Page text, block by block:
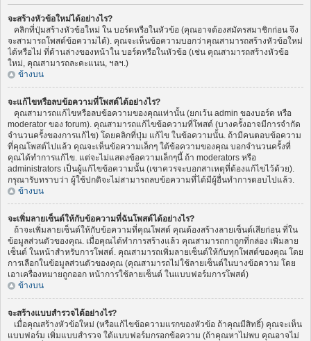
จะสร้างหัวข้อใหม่ได้อย่างไร?
คลิกที่ปุ่มสร้างหัวข้อใหม่ ใน บอร์ดหรือในหัวข้อ (คุณอาจต้องสมัครสมาชิกก่อน จึง
จะสามารถโพสต์ข้อความได้). คุณจะเห็นข้อความบอกว่าคุณสามารถสร้างหัวข้อใหม่
ได้หรือไม่ ที่ด้านล่างของหน้าใน บอร์ดหรือในหัวข้อ (เช่น คุณสามารถสร้างหัวข้อ
ใหม่, คุณสามารถละคะแนน, ฯลฯ.)
ข้างบน
จะแก้ไขหรือลบข้อความที่โพสต์ได้อย่างไร?
คุณสามารถแก้ไขหรือลบข้อความของคุณเท่านั้น (ยกเว้น admin ของบอร์ด หรือ
moderator ของ forum). คุณสามารถแก้ไขข้อความที่โพสต์ (บางครั้งอาจมีการจำกัด
จำนวนครั้งของการแก้ไข) โดยคลิกที่ปุ่ม แก้ไข ในข้อความนั้น. ถ้ามีคนตอบข้อความ
ที่คุณโพสต์ไปแล้ว คุณจะเห็นข้อความเล็กๆ ใต้ข้อความของคุณ บอกจำนวนครั้งที่
คุณได้ทำการแก้ไข. แต่จะไม่แสดงข้อความเล็กๆนี้ ถ้า moderators หรือ
administrators เป็นผู้แก้ไขข้อความนั้น (เขาควรจะบอกสาเหตุที่ต้องแก้ไขไว้ด้วย).
กรุณารับทราบว่า ผู้ใช้ปกติจะไม่สามารถลบข้อความที่ได้มีผู้อื่นทำการตอบไปแล้ว.
ข้างบน
จะเพิ่มลายเซ็นต์ให้กับข้อความที่ฉันโพสต์ได้อย่างไร?
ถ้าจะเพิ่มลายเซ็นต์ให้กับข้อความที่คุณโพสต์ คุณต้องสร้างลายเซ็นต์เสียก่อน ที่ใน
ข้อมูลส่วนตัวของคุณ. เมื่อคุณได้ทำการสร้างแล้ว คุณสามารถกาถูกที่กล่อง เพิ่มลาย
เซ็นต์ ในหน้าสำหรับการโพสต์. คุณสามารถเพิ่มลายเซ็นต์ให้กับทุกโพสต์ของคุณ โดย
การเลือกในข้อมูลส่วนตัวของคุณ (คุณสามารถไม่ใช้ลายเซ็นต์ในบางข้อความ โดย
เอาเครื่องหมายถูกออก หน้าการใช้ลายเซ็นต์ ในแบบฟอร์มการโพสต์)
ข้างบน
จะสร้างแบบสำรวจได้อย่างไร?
เมื่อคุณสร้างหัวข้อใหม่ (หรือแก้ไขข้อความแรกของหัวข้อ ถ้าคุณมีสิทธิ์) คุณจะเห็น
แบบฟอร์ม เพิ่มแบบสำรวจ ใต้แบบฟอร์มกรอกข้อความ (ถ้าคุณหาไม่พบ คุณอาจไม่